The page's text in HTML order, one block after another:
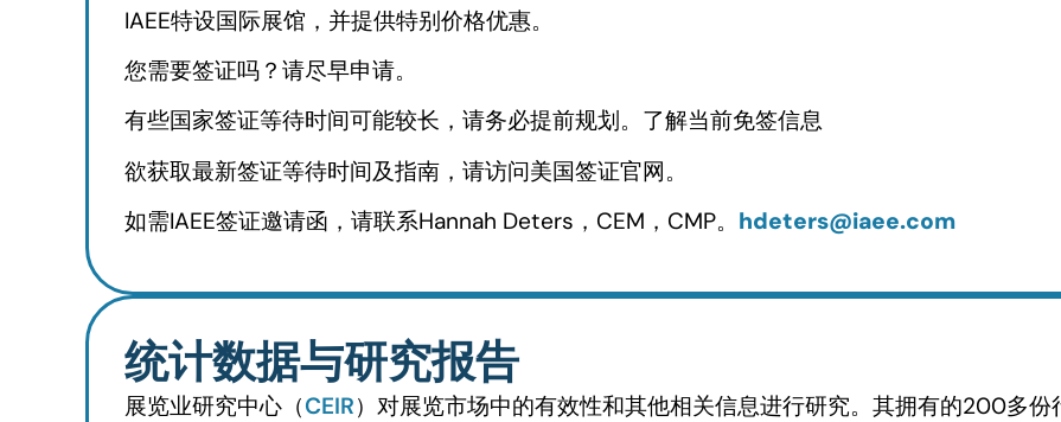
IAEE特设国际展馆，并提供特别价格优惠。
您需要签证吗？请尽早申请。
有些国家签证等待时间可能较长，请务必提前规划。了解当前免签信息
欲获取最新签证等待时间及指南，请访问美国签证官网。
如需IAEE签证邀请函，请联系Hannah Deters，CEM，CMP。 hdeters@iaee.com
统计数据与研究报告
展览业研究中心（CEIR）对展览市场中的有效性和其他相关信息进行研究。其拥有的200多